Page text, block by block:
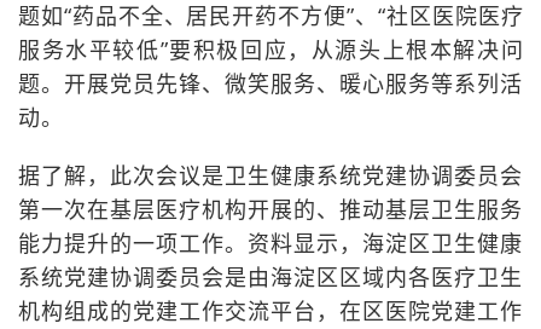
题如“药品不全、居民开药不方便”、“社区医院医疗
服务水平较低”要积极回应，从源头上根本解决问
题。开展党员先锋、微笑服务、暖心服务等系列活
动。
据了解，此次会议是卫生健康系统党建协调委员会
第一次在基层医疗机构开展的、推动基层卫生服务
能力提升的一项工作。资料显示，海淀区卫生健康
系统党建协调委员会是由海淀区区域内各医疗卫生
机构组成的党建工作交流平台，在区医院党建工作